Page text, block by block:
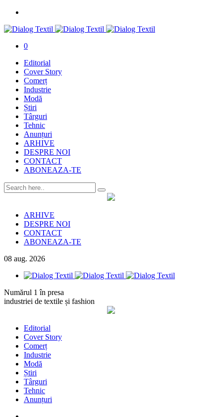
0
Editorial
Cover Story
Comerț
Industrie
Modă
Știri
Târguri
Tehnic
Anunțuri
ARHIVE
DESPRE NOI
CONTACT
ABONEAZA-TE
ARHIVE
DESPRE NOI
CONTACT
ABONEAZA-TE
08 aug. 2026
Numărul 1 în presa
industriei de textile și fashion
Editorial
Cover Story
Comerț
Industrie
Modă
Știri
Târguri
Tehnic
Anunțuri